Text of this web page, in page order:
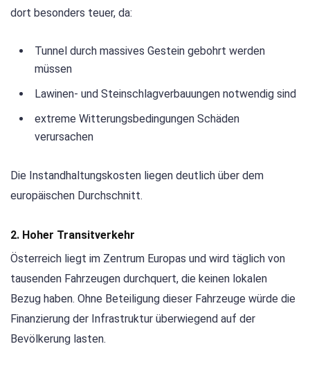
dort besonders teuer, da:
Tunnel durch massives Gestein gebohrt werden
müssen
Lawinen- und Steinschlagverbauungen notwendig sind
extreme Witterungsbedingungen Schäden
verursachen
Die Instandhaltungskosten liegen deutlich über dem
europäischen Durchschnitt.
2. Hoher Transitverkehr
Österreich liegt im Zentrum Europas und wird täglich von
tausenden Fahrzeugen durchquert, die keinen lokalen
Bezug haben. Ohne Beteiligung dieser Fahrzeuge würde die
Finanzierung der Infrastruktur überwiegend auf der
Bevölkerung lasten.